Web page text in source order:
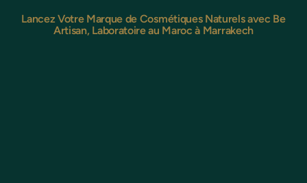
Lancez Votre Marque de Cosmétiques Naturels avec Be
Artisan, Laboratoire au Maroc à Marrakech